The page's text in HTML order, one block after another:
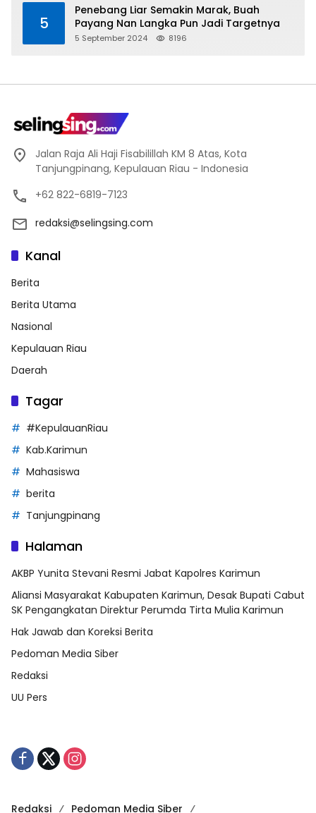
5
Penebang Liar Semakin Marak, Buah
Payang Nan Langka Pun Jadi Targetnya
5 September 2024 8196
Jalan Raja Ali Haji Fisabilillah KM 8 Atas, Kota
Tanjungpinang, Kepulauan Riau - Indonesia
+62 822-6819-7123
redaksi@selingsing.com
Kanal
Berita
Berita Utama
Nasional
Kepulauan Riau
Daerah
Tagar
#KepulauanRiau
Kab.Karimun
Mahasiswa
berita
Tanjungpinang
Halaman
AKBP Yunita Stevani Resmi Jabat Kapolres Karimun
Aliansi Masyarakat Kabupaten Karimun, Desak Bupati Cabut
SK Pengangkatan Direktur Perumda Tirta Mulia Karimun
Hak Jawab dan Koreksi Berita
Pedoman Media Siber
Redaksi
UU Pers
Redaksi Pedoman Media Siber